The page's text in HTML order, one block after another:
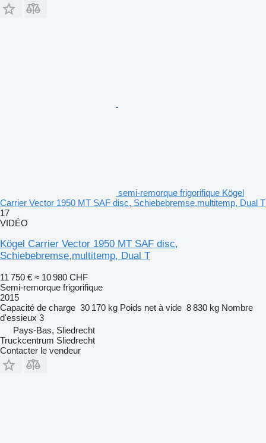
semi-remorque frigorifique Kögel
Carrier Vector 1950 MT SAF disc, Schiebebremse,multitemp, Dual T
17
VIDÉO
Kögel Carrier Vector 1950 MT SAF disc,
Schiebebremse,multitemp, Dual T
11 750 € ≈ 10 980 CHF
Semi-remorque frigorifique
2015
Capacité de charge 30 170 kg Poids net à vide 8 830 kg Nombre
d'essieux 3
Pays-Bas, Sliedrecht
Truckcentrum Sliedrecht
Contacter le vendeur